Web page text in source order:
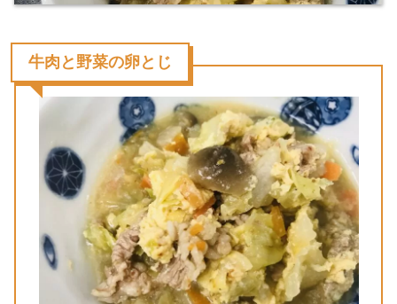
牛肉と野菜の卵とじ